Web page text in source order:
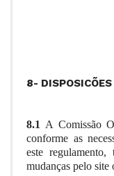
8-
8.1 A Comissão
conforme as
este
mudanças pelo